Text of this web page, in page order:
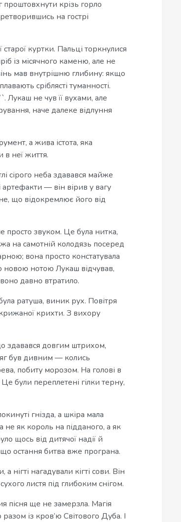
крізь горло
на гострі
старої куртки. Пальці торкнулися
із місячного каменю, але не
мав внутрішню глибину: якщо
сріблясті туманності.
Лукаш не чув її вухами, але
наче далеке відлуння
а жива істота, яка
в неї життя.
сірого неба здавався майже
— він вірив у вагу
що відокремлює його від
просто звуком. Це була нитка,
на самотній колодязь посеред
вона просто констатувала
нотою Лукаш відчував,
давно втратило.
ратуша, виник рух. Повітря
крихти. З вихору
здавався довгим штрихом,
був дивним — колись
побиту морозом. На голові в
були переплетені гілки терну,
гнізда, а шкіра мала
не як король на підданого, а як
щось від дитячої надії й
остання битва вже програна.
нігті нагадували кігті сови. Він
листя під глибоким снігом.
ще не замерзла. Магія
із кров’ю Світового Дуба. І